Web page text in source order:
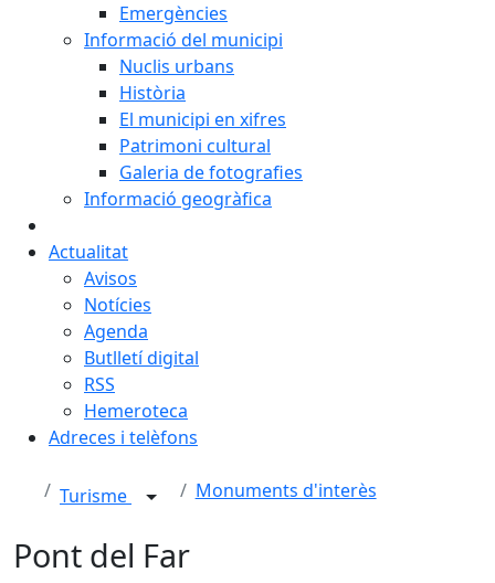
Emergències
Informació del municipi
Nuclis urbans
Història
El municipi en xifres
Patrimoni cultural
Galeria de fotografies
Informació geogràfica
Actualitat
Avisos
Notícies
Agenda
Butlletí digital
RSS
Hemeroteca
Adreces i telèfons
Turisme Monuments d'interès
Pont del Far